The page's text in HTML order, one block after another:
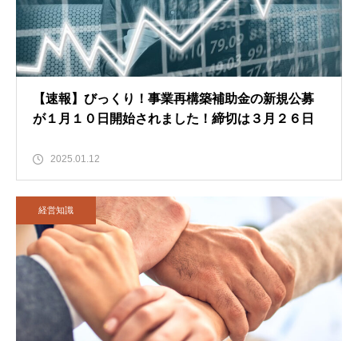
【速報】びっくり！事業再構築補助金の新規公募
が１月１０日開始されました！締切は３月２６日
2025.01.12
経営知識